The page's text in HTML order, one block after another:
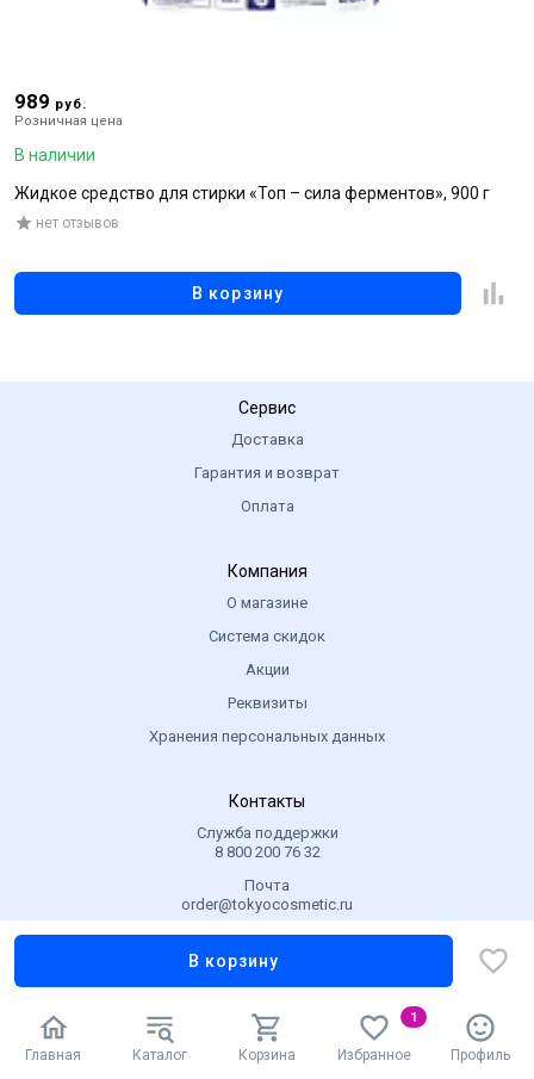
Главная Каталог Корзина Избранное
1
Профиль
В корзину
989 руб.
Розничная цена
В наличии
Жидкое средство для стирки «Топ – сила ферментов», 900 г
нет отзывов
В корзину
Сервис
Доставка
Гарантия и возврат
Оплата
Компания
О магазине
Система скидок
Акции
Реквизиты
Хранения персональных данных
Контакты
Служба поддержки
8 800 200 76 32
Почта
order@tokyocosmetic.ru
Адрес
г. Тюмень, ул. Максима Горького 44/3
© 2025 TokyoCosmetiC.